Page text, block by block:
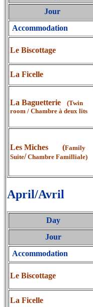
Jour
Accommodation
Le Biscottage
La Ficelle
La Baguetterie
(Twin
room / Chambre à deux lits
Les Miches (Family
Suite/ Chambre Familliale)
April/Avril
Day
Jour
Accommodation
Le Biscottage
La Ficelle